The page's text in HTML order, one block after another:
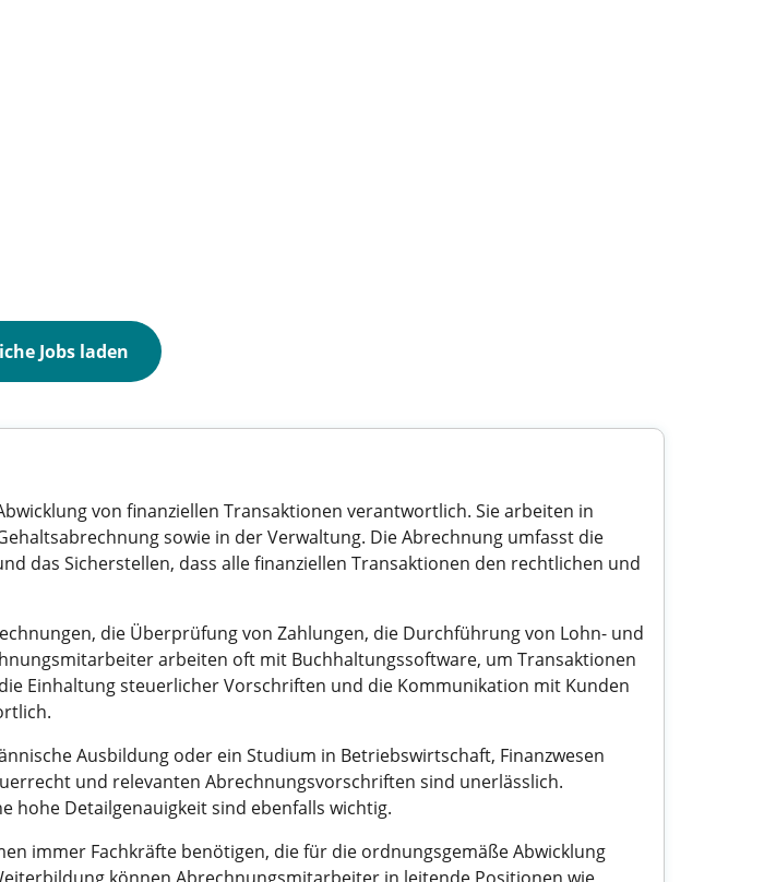
Jobs laden
von finanziellen Transaktionen verantwortlich. Sie arbeiten in
sowie in der Verwaltung. Die Abrechnung umfasst die
das Sicherstellen, dass alle finanziellen Transaktionen den rechtlichen und
die Überprüfung von Zahlungen, die Durchführung von Lohn- und
arbeiten oft mit Buchhaltungssoftware, um Transaktionen
Einhaltung steuerlicher Vorschriften und die Kommunikation mit Kunden
Ausbildung oder ein Studium in Betriebswirtschaft, Finanzwesen
und relevanten Abrechnungsvorschriften sind unerlässlich.
hohe Detailgenauigkeit sind ebenfalls wichtig.
immer Fachkräfte benötigen, die für die ordnungsgemäße Abwicklung